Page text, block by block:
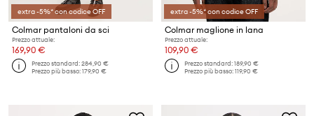
extra -5%* con codice OFF
Colmar pantaloni da sci
Prezzo attuale:
169,90 €
Prezzo standard:284,90 €
Prezzo più basso:179,90 €
extra -5%* con codice OFF
Colmar maglione in lana
Prezzo attuale:
109,90 €
Prezzo standard:189,90 €
Prezzo più basso:119,90 €